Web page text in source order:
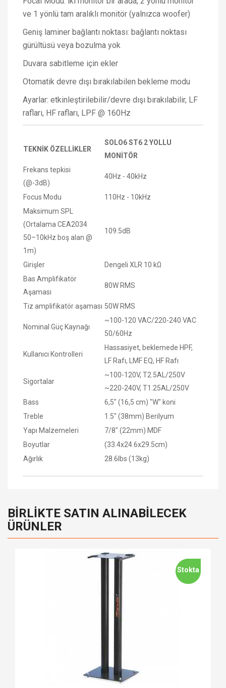
ve 1 yönlü tam aralıklı monitör (yalnızca woofer)
Geniş laminer bağlantı noktası: bağlantı noktası
gürültüsü veya bozulma yok
Duvara sabitleme için ekler
Otomatik devre dışı bırakılabilen bekleme modu
Ayarlar: etkinleştirilebilir/devre dışı bırakılabilir, LF
rafları, HF rafları, LPF @ 160Hz
TEKNİK ÖZELLİKLER
SOLO6 ST6 2 YOLLU
MONİTÖR
Frekans tepkisi
(@-3dB)
40Hz - 40kHz
Focus Modu
110Hz - 10kHz
Maksimum SPL
(Ortalama CEA2034
50–10kHz boş alan @
1m)
109.5dB
Girişler
Dengeli XLR 10 kΩ
Bas Amplifikatör
Aşaması
80W RMS
Tiz amplifikatör aşaması 50W RMS
Nominal Güç Kaynağı
~100-120 VAC/220-240 VAC
50/60Hz
Kullanıcı Kontrolleri
Hassasiyet, beklemede HPF,
LF Rafı, LMF EQ, HF Rafı
Sigortalar
~100-120V, T2.5AL/250V
~220-240V, T1.25AL/250V
Bass
6,5" (16,5 cm) "W" koni
Treble
1.5" (38mm) Berilyum
Yapı Malzemeleri
7/8" (22mm) MDF
Boyutlar
(33.4x24.6x29.5cm)
Ağırlık
28.6lbs (13kg)
BIRLIKTE SATIN ALINABILECEK
ÜRÜNLER
Stokta